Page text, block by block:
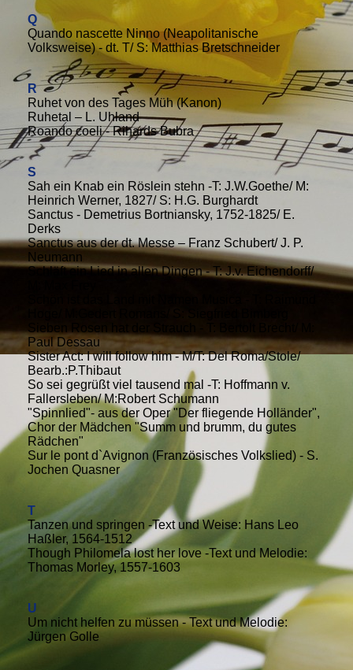
Q
Quando nascette Ninno (Neapolitanische
Volksweise) - dt. T/ S: Matthias Bretschneider
R
Ruhet von des Tages Müh (Kanon)
Ruhetal – L. Uhland
Roando coeli - Rihards Bubra
S
Sah ein Knab ein Röslein stehn -T: J.W.Goethe/ M:
Heinrich Werner, 1827/ S: H.G. Burghardt
Sanctus - Demetrius Bortniansky, 1752-1825/ E.
Derks
Sanctus aus der dt. Messe – Franz Schubert/ J. P.
Neumann
Schläft ein Lied in allen Dingen - T: J.v. Eichendorff/
Sieben Rosen hat der Strauch - T: Bertolt Brecht/ M:
Paul Dessau
Sister Act: I will follow him - M/T: Del Roma/Stole/
Bearb.:P.Thibaut
So sei gegrüßt viel tausend mal -T: Hoffmann v.
Fallersleben/ M:Robert Schumann
"Spinnlied"- aus der Oper "Der fliegende Holländer",
Chor der Mädchen "Summ und brumm, du gutes
Rädchen"
Sur le pont d`Avignon (Französisches Volkslied) - S.
Jochen Quasner
T
Tanzen und springen -Text und Weise: Hans Leo
Haßler, 1564-1512
Though Philomela lost her love -Text und Melodie:
Thomas Morley, 1557-1603
U
Um nicht helfen zu müssen - Text und Melodie:
Jürgen Golle